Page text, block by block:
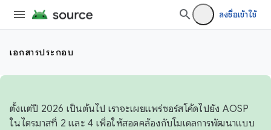
ลงชื่อเข้าใช้
เอกสารประกอบ
ตั้งแต่ปี 2026 เป็นต้นไป เราจะเผยแพร่ซอร์สโค้ดไปยัง AOSP
ในไตรมาสที่ 2 และ 4 เพื่อให้สอดคล้องกับโมเดลการพัฒนาแบบ